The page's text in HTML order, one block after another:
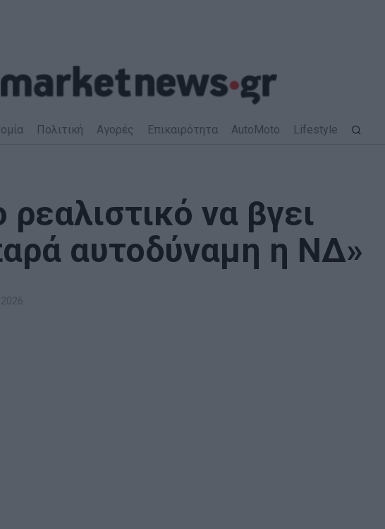
Πολιτική Αγορές Επικαιρότητα AutoMoto Lifestyle
να βγει
αυτοδύναμη η ΝΔ»